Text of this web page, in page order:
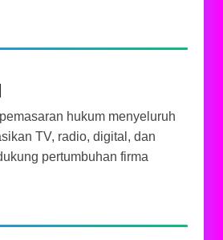
hukum menyeluruh
TV, radio, digital, dan
pertumbuhan firma